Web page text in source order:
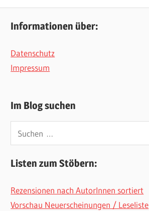
Informationen über:
Datenschutz
Impressum
Im Blog suchen
nach:
Listen zum Stöbern:
Rezensionen nach AutorInnen sortiert
Vorschau Neuerscheinungen / Leseliste